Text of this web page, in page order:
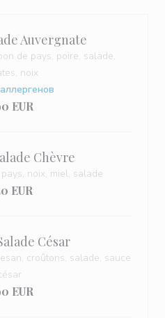
Auvergnate
de pays, poire, salade,
noix
EUR
Chèvre
noix, miel, salade
EUR
César
croûtons, salade, sauce
EUR